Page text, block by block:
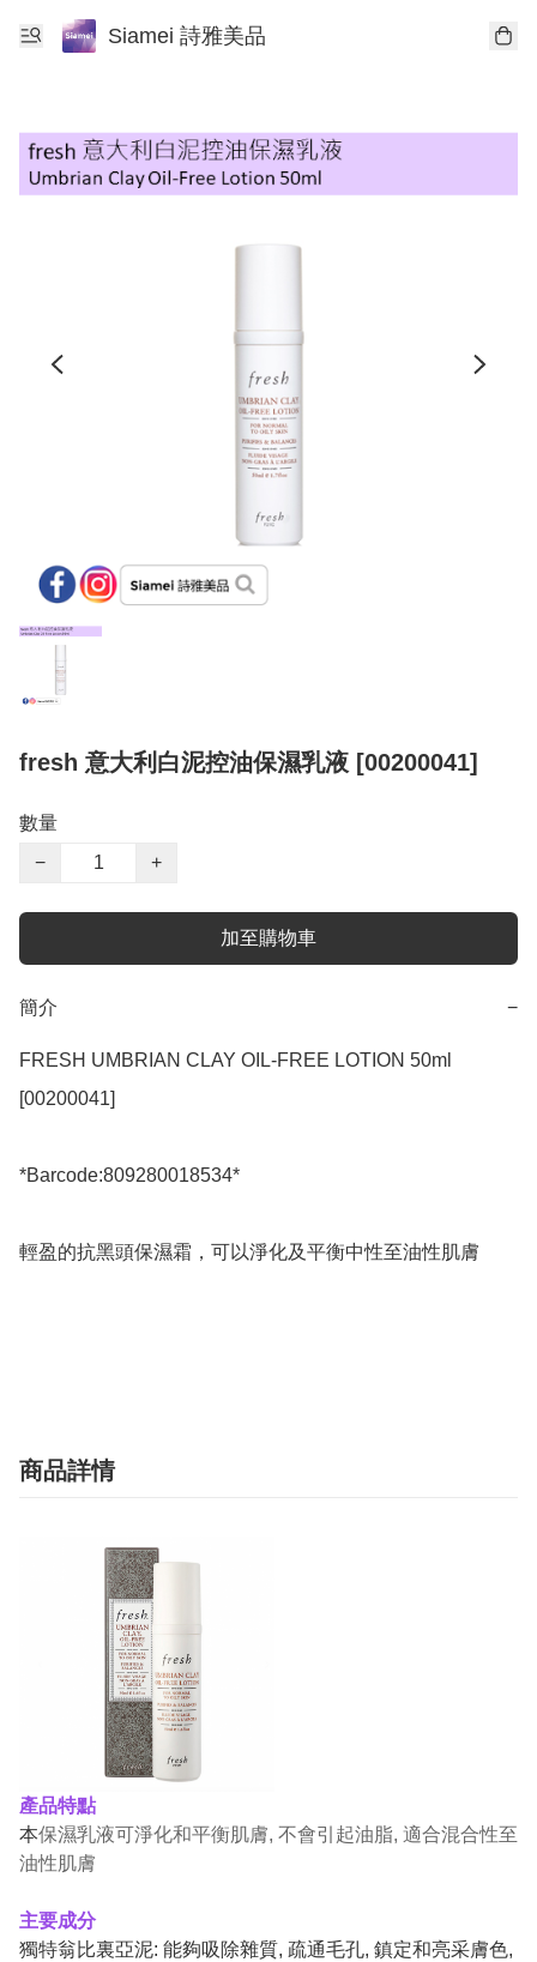
Siamei 詩雅美品
fresh 意大利白泥控油保濕乳液 [00200041]
數量
−
+
加至購物車
簡介 −
FRESH UMBRIAN CLAY OIL-FREE LOTION 50ml
[00200041]
*Barcode:809280018534*
輕盈的抗黑頭保濕霜，可以淨化及平衡中性至油性肌膚
商品詳情
產品特點
本保濕乳液可淨化和平衡肌膚, 不會引起油脂, 適合混合性至
油性肌膚
主要成分
獨特翁比裏亞泥: 能夠吸除雜質, 疏通毛孔, 鎮定和亮采膚色,